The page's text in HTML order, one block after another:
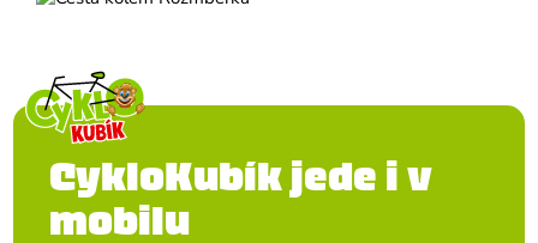
CykloKubík jede i v
mobilu